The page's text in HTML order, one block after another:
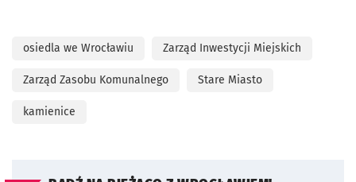
osiedla we Wrocławiu Zarząd Inwestycji Miejskich
Zarząd Zasobu Komunalnego Stare Miasto
kamienice